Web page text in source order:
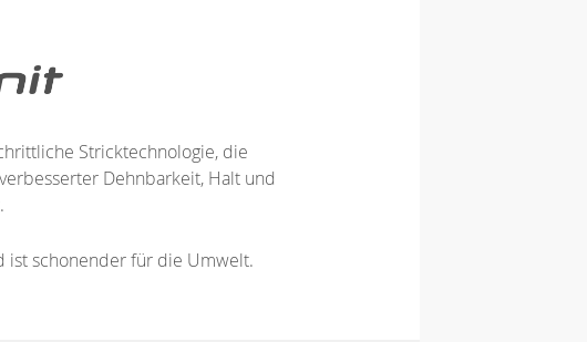
Stricktechnologie, die
Dehnbarkeit, Halt und
ist schonender für die Umwelt.